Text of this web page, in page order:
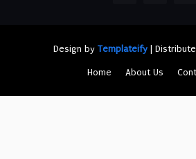
Design by Templateify |
Home About Us